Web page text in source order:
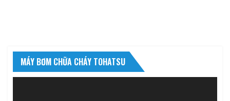
MÁY BƠM CHỮA CHÁY TOHATSU